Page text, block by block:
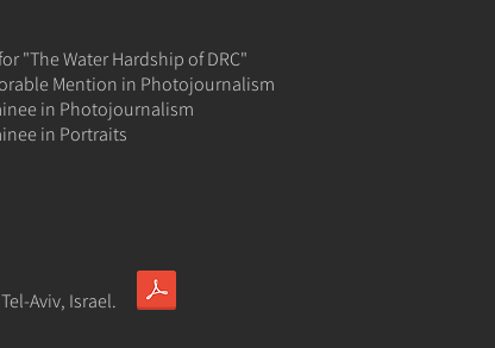
"​The Water Hardship of DRC"
Mention in Photojournalism
in Photojournalism
in Portraits
Aviv, Israel.